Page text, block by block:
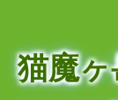
猫魔